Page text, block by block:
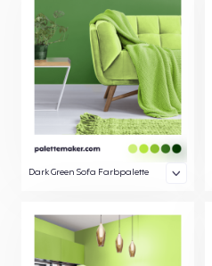
Dark Green Sofa Farbpalette